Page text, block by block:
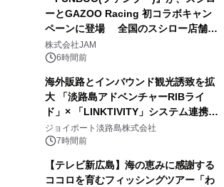
ーとGAZOO Racing 初コラボキャン
ペーンに登場 全国のスシロー店舗で
GR 4車種の FUNBOO(ミニカー)付き
メニューが展開されます
株式会社JAM
6時間前
海外販路とインバウンド観光誘致を拡
大 「淡路島アドベンチャーRIBライ
ド」× 「LINKTIVITY」システム連携を
開始！
ジョイポート淡路島株式会社
7時間前
【テレビ新広島】海の恵みに感謝する
ココロを育むフィッシングツアー「わ